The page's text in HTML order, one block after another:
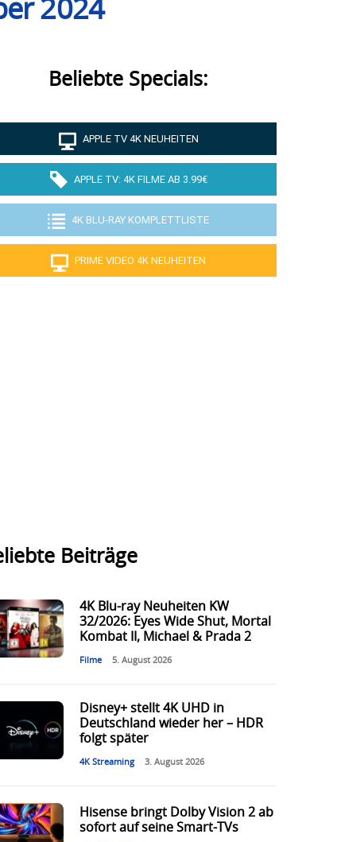
2024
Beliebte Specials:
APPLE TV 4K NEUHEITEN
APPLE TV: 4K FILME AB 3.99€
4K BLU-RAY KOMPLETTLISTE
PRIME VIDEO 4K NEUHEITEN
Beiträge
4K Blu-ray Neuheiten KW
32/2026: Eyes Wide Shut, Mortal
Kombat II, Michael & Prada 2
Filme 5. August 2026
Disney+ stellt 4K UHD in
Deutschland wieder her – HDR
folgt später
4K Streaming 3. August 2026
Hisense bringt Dolby Vision 2 ab
sofort auf seine Smart-TVs